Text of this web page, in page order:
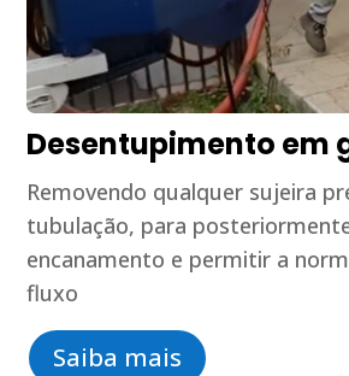
Desentupimento em
Removendo qualquer sujeira
tubulação, para
encanamento e permitir a
fluxo
Saiba mais